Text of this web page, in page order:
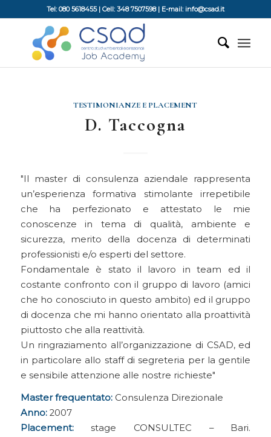
Tel: 080 5618455 | Cell: 348 7507598 | E-mail: info@csad.it
TESTIMONIANZE E PLACEMENT
D. Taccogna
Il master di consulenza aziendale rappresenta
un’esperienza formativa stimolante irrepetibile
che ha perfezionato e attestato le mie
conoscenze in tema di qualità, ambiente e
sicurezza, merito della docenza di determinati
professionisti e/o esperti del settore.
Fondamentale è stato il lavoro in team ed il
costante confronto con il gruppo di lavoro (amici
che ho conosciuto in questo ambito) ed il gruppo
di docenza che mi hanno orientato alla proattività
piuttosto che alla reattività.
Un ringraziamento all’organizzazione di CSAD, ed
in particolare allo staff di segreteria per la gentile
e sensibile attenzione alle nostre richieste
Master frequentato:Consulenza Direzionale
Anno:2007
Placement:stage CONSULTEC – Bari.